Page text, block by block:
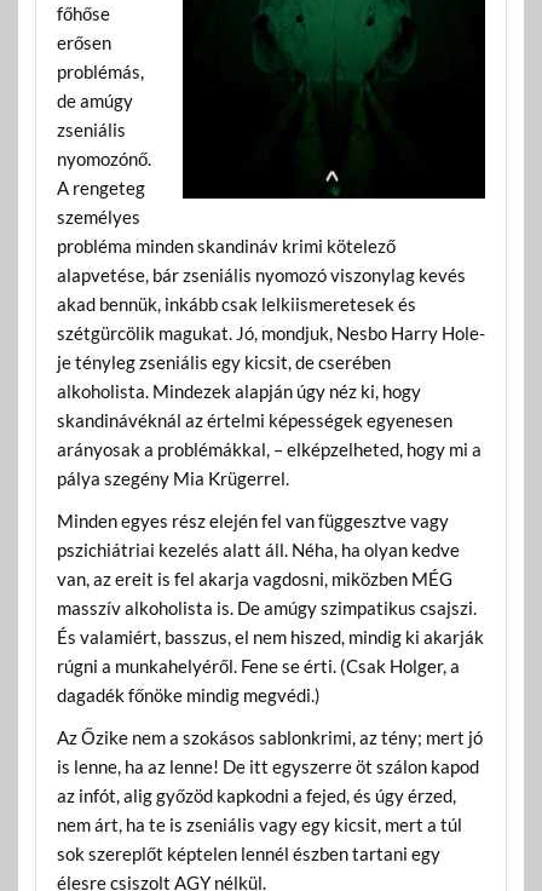
főhőse
erősen
problémás,
de amúgy
zseniális
nyomozónő.
A rengeteg
személyes
probléma minden skandináv krimi kötelező
alapvetése, bár zseniális nyomozó viszonylag kevés
akad bennük, inkább csak lelkiismeretesek és
szétgürcölik magukat. Jó, mondjuk, Nesbo Harry Hole-
je tényleg zseniális egy kicsit, de cserében
alkoholista. Mindezek alapján úgy néz ki, hogy
skandinávéknál az értelmi képességek egyenesen
arányosak a problémákkal, – elképzelheted, hogy mi a
pálya szegény Mia Krügerrel.
Minden egyes rész elején fel van függesztve vagy
pszichiátriai kezelés alatt áll. Néha, ha olyan kedve
van, az ereit is fel akarja vagdosni, miközben MÉG
masszív alkoholista is. De amúgy szimpatikus csajszi.
És valamiért, basszus, el nem hiszed, mindig ki akarják
rúgni a munkahelyéről. Fene se érti. (Csak Holger, a
dagadék főnöke mindig megvédi.)
Az Őzike nem a szokásos sablonkrimi, az tény; mert jó
is lenne, ha az lenne! De itt egyszerre öt szálon kapod
az infót, alig győzöd kapkodni a fejed, és úgy érzed,
nem árt, ha te is zseniális vagy egy kicsit, mert a túl
sok szereplőt képtelen lennél észben tartani egy
élesre csiszolt AGY nélkül.